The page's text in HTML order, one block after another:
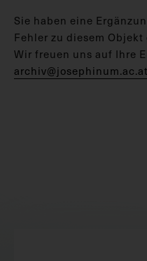
Sie haben eine
Fehler zu diesem
Wir freuen uns auf Ihre
archiv@josephinum.ac.at